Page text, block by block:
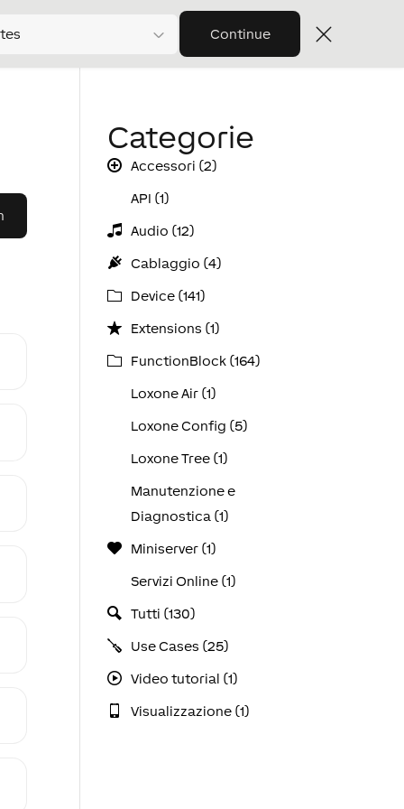
Continue
Categorie
Accessori (2)
API (1)
Audio (12)
Cablaggio (4)
Device (141)
Extensions (1)
FunctionBlock (164)
Loxone Air (1)
Loxone Config (5)
Loxone Tree (1)
Manutenzione e
Diagnostica (1)
Miniserver (1)
Servizi Online (1)
Tutti (130)
Use Cases (25)
Video tutorial (1)
Visualizzazione (1)